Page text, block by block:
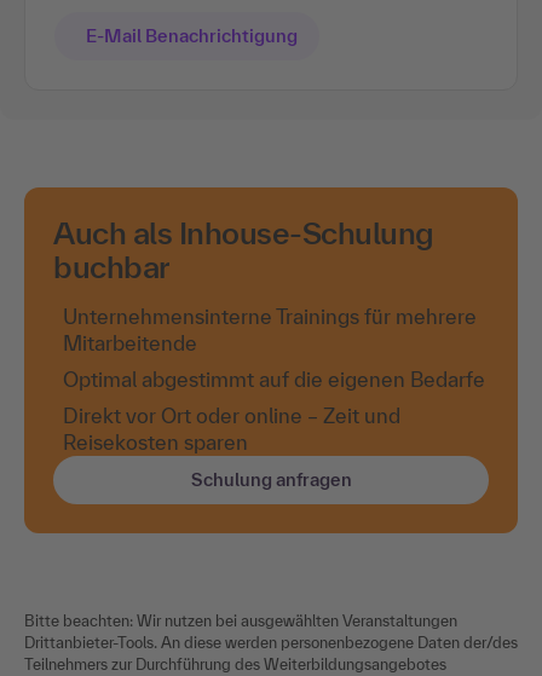
E-Mail Benachrichtigung
Auch als Inhouse-Schulung
buchbar
Unternehmensinterne Trainings für mehrere
Mitarbeitende
Optimal abgestimmt auf die eigenen Bedarfe
Direkt vor Ort oder online – Zeit und
Reisekosten sparen
Schulung anfragen
Bitte beachten: Wir nutzen bei ausgewählten Veranstaltungen
Drittanbieter-Tools. An diese werden personenbezogene Daten der/des
Teilnehmers zur Durchführung des Weiterbildungsangebotes